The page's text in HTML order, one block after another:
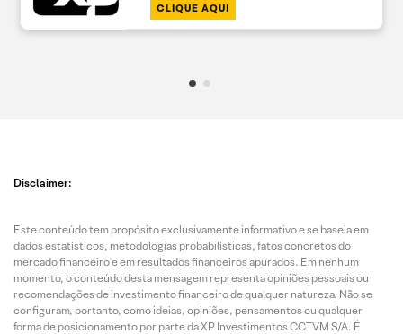
CLIQUE AQUI
Disclaimer:
Este conteúdo tem propósito exclusivamente informativo e se baseia em
dados estatísticos, metodologias probabilísticas, fatos concretos do
mercado financeiro e em resultados financeiros apurados. Em nenhum
momento, o conteúdo desta mensagem representa opiniões pessoais ou
recomendações de investimento financeiro de qualquer natureza. Não se
configuram, portanto, como ideias, opiniões, pensamentos ou qualquer
forma de posicionamento por parte da XP Investimentos CCTVM S/A. É